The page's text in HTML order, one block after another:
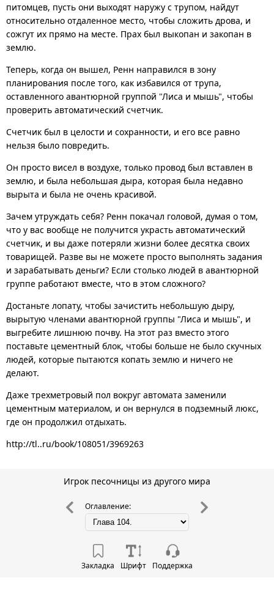
питомцев, пусть они выходят наружу с трупом, найдут
относительно отдаленное место, чтобы сложить дрова, и
сожгут их прямо на месте. Прах был выкопан и закопан в
землю.
Теперь, когда он вышел, Ренн направился в зону
планирования после того, как избавился от трупа,
оставленного авантюрной группой "Лиса и мышь", чтобы
проверить автоматический счетчик.
Счетчик был в целости и сохранности, и его все равно
нельзя было повредить.
Он просто висел в воздухе, только провод был вставлен в
землю, и была небольшая дыра, которая была недавно
вырыта и была не очень красивой.
Зачем утруждать себя? Ренн покачал головой, думая о том,
что у вас вообще не получится украсть автоматический
счетчик, и вы даже потеряли жизни более десятка своих
товарищей. Разве вы не можете просто выполнять задания
и зарабатывать деньги? Если столько людей в авантюрной
группе работают вместе, что в этом сложного?
Достаньте лопату, чтобы зачистить небольшую дыру,
вырытую членами авантюрной группы "Лиса и мышь", и
выгребите лишнюю почву. На этот раз вместо этого
поставьте цементный блок, чтобы больше не было скучных
людей, которые пытаются копать землю и ничего не
делают.
Даже трехметровый пол вокруг автомата заменили
цементным материалом, и он вернулся в подземный люкс,
где он продолжил отдыхать.
http://tl..ru/book/108051/3969263
Игрок песочницы из другого мира
Оглавление:
Закладка Шрифт Поддержка